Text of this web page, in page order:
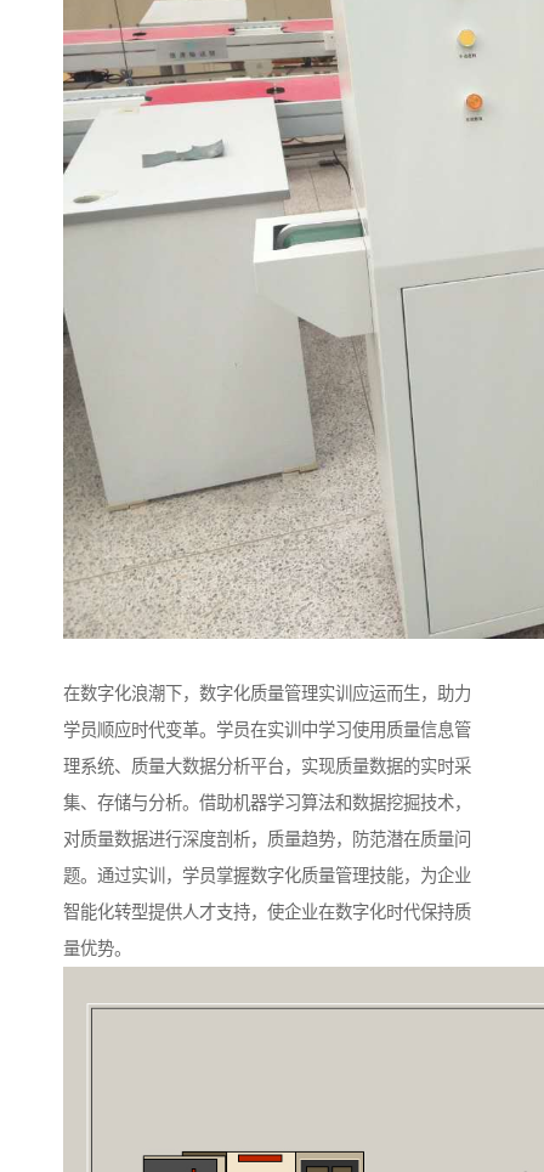
在数字化浪潮下，数字化质量管理实训应运而生，助力
学员顺应时代变革。学员在实训中学习使用质量信息管
理系统、质量大数据分析平台，实现质量数据的实时采
集、存储与分析。借助机器学习算法和数据挖掘技术，
对质量数据进行深度剖析，质量趋势，防范潜在质量问
题。通过实训，学员掌握数字化质量管理技能，为企业
智能化转型提供人才支持，使企业在数字化时代保持质
量优势。